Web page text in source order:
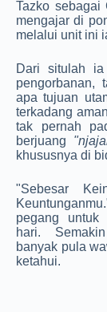
Tazko sebagai
mengajar di
melalui unit ini
Dari situlah
pengorbanan,­
apa tujuan
terkadang
tak pernah
berjuang
khususnya di
"Sebesar
pegang untuk
hari.
banyak­ pula
ketahui.